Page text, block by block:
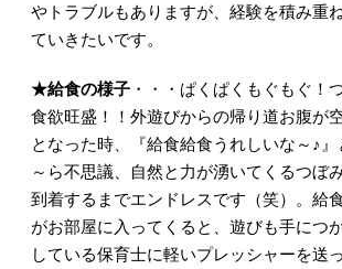
やトラブルもありますが、経験を積み重
ていきたいです。
★給食の様子・・・ぱくぱくもぐもぐ！
食欲旺盛！！外遊びからの帰り道お腹が
となった時、『給食給食うれしいな～♪
～ら不思議、自然と力が湧いてくるつぼ
到着するまでエンドレスです（笑）。給
がお部屋に入ってくると、遊びも手につ
している保育士に軽いプレッシャーを送